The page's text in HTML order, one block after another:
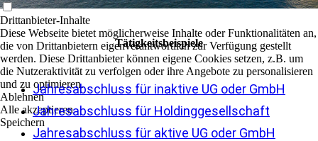
Tätigkeitsbeispiele
Jahresabschluss für inaktive UG oder GmbH
Jahresabschluss für Holdinggesellschaft
Jahresabschluss für aktive UG oder GmbH
Drittanbieter-Inhalte
Diese Webseite bietet möglicherweise Inhalte oder Funktionalitäten an,
die von Drittanbietern eigenverantwortlich zur Verfügung gestellt
werden. Diese Drittanbieter können eigene Cookies setzen, z.B. um
die Nutzeraktivität zu verfolgen oder ihre Angebote zu personalisieren
und zu optimieren.
Ablehnen
Alle akzeptieren
Speichern